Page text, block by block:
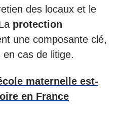
des locaux et le
protection
une composante clé,
cas de litige.
maternelle est-
en France